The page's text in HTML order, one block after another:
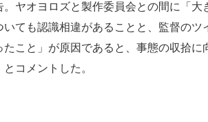
ヤオヨロズと製作委員会との間に「大
ても認識相違があることと、監督のツ
こと」が原因であると、事態の収拾に
コメントした。